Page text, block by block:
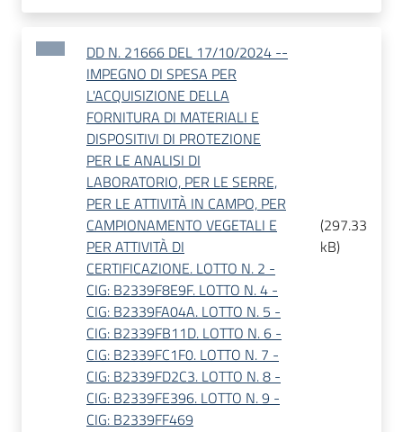
DD N. 21666 DEL 17/10/2024 --
IMPEGNO DI SPESA PER
L'ACQUISIZIONE DELLA
FORNITURA DI MATERIALI E
DISPOSITIVI DI PROTEZIONE
PER LE ANALISI DI
LABORATORIO, PER LE SERRE,
PER LE ATTIVITÀ IN CAMPO, PER
CAMPIONAMENTO VEGETALI E
PER ATTIVITÀ DI
CERTIFICAZIONE. LOTTO N. 2 -
CIG: B2339F8E9F. LOTTO N. 4 -
CIG: B2339FA04A. LOTTO N. 5 -
CIG: B2339FB11D. LOTTO N. 6 -
CIG: B2339FC1F0. LOTTO N. 7 -
CIG: B2339FD2C3. LOTTO N. 8 -
CIG: B2339FE396. LOTTO N. 9 -
CIG: B2339FF469
(297.33
kB)